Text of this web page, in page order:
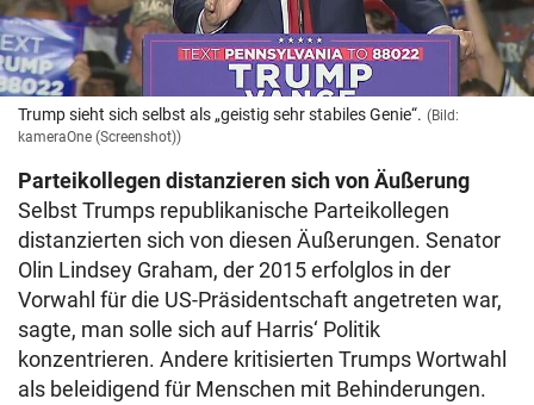
Trump sieht sich selbst als „geistig sehr stabiles Genie“. (Bild:
kameraOne (Screenshot))
Parteikollegen distanzieren sich von Äußerung
Selbst Trumps republikanische Parteikollegen
distanzierten sich von diesen Äußerungen. Senator
Olin Lindsey Graham, der 2015 erfolglos in der
Vorwahl für die US-Präsidentschaft angetreten war,
sagte, man solle sich auf Harris‘ Politik
konzentrieren. Andere kritisierten Trumps Wortwahl
als beleidigend für Menschen mit Behinderungen.